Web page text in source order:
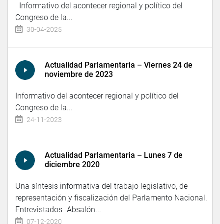
Informativo del acontecer regional y político del
Congreso de la...
30-04-2025
Actualidad Parlamentaria – Viernes 24 de
noviembre de 2023
Informativo del acontecer regional y político del
Congreso de la...
24-11-2023
Actualidad Parlamentaria – Lunes 7 de
diciembre 2020
Una síntesis informativa del trabajo legislativo, de
representación y fiscalización del Parlamento Nacional.
Entrevistados -Absalón...
07-12-2020